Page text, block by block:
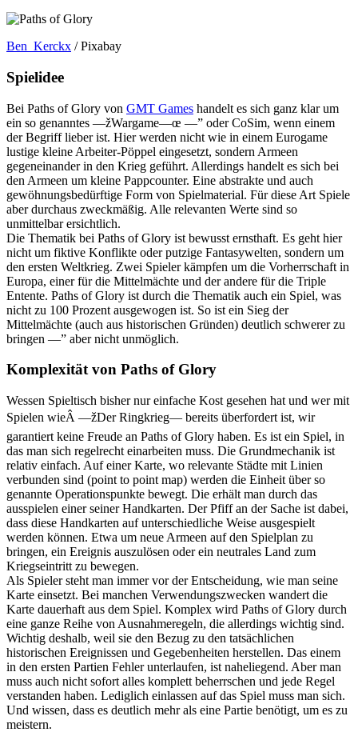
Ben_Kerckx / Pixabay
Spielidee
Bei Paths of Glory von GMT Games handelt es sich ganz klar um
ein so genanntes —žWargame—œ —” oder CoSim, wenn einem
der Begriff lieber ist. Hier werden nicht wie in einem Eurogame
lustige kleine Arbeiter-Pöppel eingesetzt, sondern Armeen
gegeneinander in den Krieg geführt. Allerdings handelt es sich bei
den Armeen um kleine Pappcounter. Eine abstrakte und auch
gewöhnungsbedürftige Form von Spielmaterial. Für diese Art Spiele
aber durchaus zweckmäßig. Alle relevanten Werte sind so
unmittelbar ersichtlich.
Die Thematik bei Paths of Glory ist bewusst ernsthaft. Es geht hier
nicht um fiktive Konflikte oder putzige Fantasywelten, sondern um
den ersten Weltkrieg. Zwei Spieler kämpfen um die Vorherrschaft in
Europa, einer für die Mittelmächte und der andere für die Triple
Entente. Paths of Glory ist durch die Thematik auch ein Spiel, was
nicht zu 100 Prozent ausgewogen ist. So ist ein Sieg der
Mittelmächte (auch aus historischen Gründen) deutlich schwerer zu
bringen —” aber nicht unmöglich.
Komplexität von Paths of Glory
Wessen Spieltisch bisher nur einfache Kost gesehen hat und wer mit
Spielen wieÂ —žDer Ringkrieg— bereits überfordert ist, wir
garantiert keine Freude an Paths of Glory haben. Es ist ein Spiel, in
das man sich regelrecht einarbeiten muss. Die Grundmechanik ist
relativ einfach. Auf einer Karte, wo relevante Städte mit Linien
verbunden sind (point to point map) werden die Einheit über so
genannte Operationspunkte bewegt. Die erhält man durch das
ausspielen einer seiner Handkarten. Der Pfiff an der Sache ist dabei,
dass diese Handkarten auf unterschiedliche Weise ausgespielt
werden können. Etwa um neue Armeen auf den Spielplan zu
bringen, ein Ereignis auszulösen oder ein neutrales Land zum
Kriegseintritt zu bewegen.
Als Spieler steht man immer vor der Entscheidung, wie man seine
Karte einsetzt. Bei manchen Verwendungszwecken wandert die
Karte dauerhaft aus dem Spiel. Komplex wird Paths of Glory durch
eine ganze Reihe von Ausnahmeregeln, die allerdings wichtig sind.
Wichtig deshalb, weil sie den Bezug zu den tatsächlichen
historischen Ereignissen und Gegebenheiten herstellen. Das einem
in den ersten Partien Fehler unterlaufen, ist naheliegend. Aber man
muss auch nicht sofort alles komplett beherrschen und jede Regel
verstanden haben. Lediglich einlassen auf das Spiel muss man sich.
Und wissen, dass es deutlich mehr als eine Partie benötigt, um es zu
meistern.